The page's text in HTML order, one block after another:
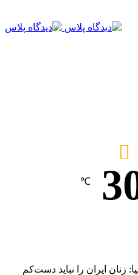
℃
زنان ایران را نباید دست‌کم